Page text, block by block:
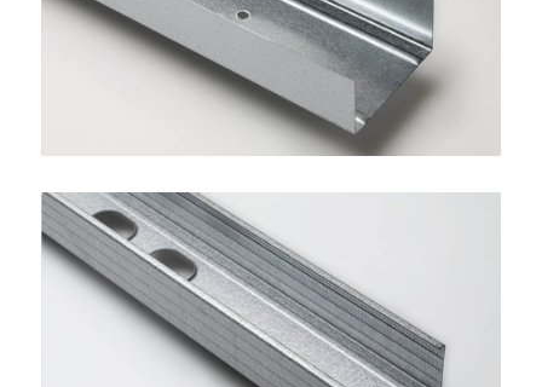
SINIAT
Montante STANDARD 75
SINIAT